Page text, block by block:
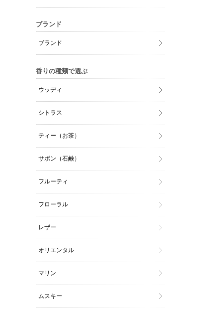
ブランド
ブランド
香りの種類で選ぶ
ウッディ
シトラス
ティー（お茶）
サボン（石鹸）
フルーティ
フローラル
レザー
オリエンタル
マリン
ムスキー